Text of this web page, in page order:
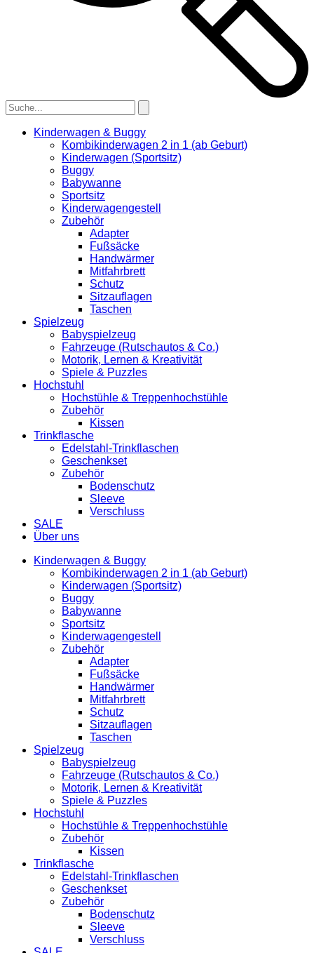
Kinderwagen & Buggy
Kombikinderwagen 2 in 1 (ab Geburt)
Kinderwagen (Sportsitz)
Buggy
Babywanne
Sportsitz
Kinderwagengestell
Zubehör
Adapter
Fußsäcke
Handwärmer
Mitfahrbrett
Schutz
Sitzauflagen
Taschen
Spielzeug
Babyspielzeug
Fahrzeuge (Rutschautos & Co.)
Motorik, Lernen & Kreativität
Spiele & Puzzles
Hochstuhl
Hochstühle & Treppenhochstühle
Zubehör
Kissen
Trinkflasche
Edelstahl-Trinkflaschen
Geschenkset
Zubehör
Bodenschutz
Sleeve
Verschluss
SALE
Über uns
Kinderwagen & Buggy
Kombikinderwagen 2 in 1 (ab Geburt)
Kinderwagen (Sportsitz)
Buggy
Babywanne
Sportsitz
Kinderwagengestell
Zubehör
Adapter
Fußsäcke
Handwärmer
Mitfahrbrett
Schutz
Sitzauflagen
Taschen
Spielzeug
Babyspielzeug
Fahrzeuge (Rutschautos & Co.)
Motorik, Lernen & Kreativität
Spiele & Puzzles
Hochstuhl
Hochstühle & Treppenhochstühle
Zubehör
Kissen
Trinkflasche
Edelstahl-Trinkflaschen
Geschenkset
Zubehör
Bodenschutz
Sleeve
Verschluss